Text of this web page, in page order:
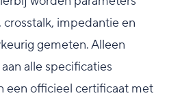
crosstalk, impedantie en
gemeten. Alleen
alle specificaties
een officieel certificaat met